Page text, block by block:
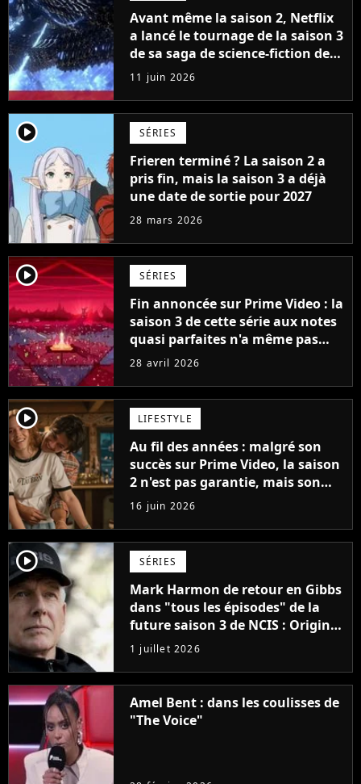
Avant même la saison 2, Netflix
a lancé le tournage de la saison 3
de sa saga de science-fiction des
créateurs de Game of Thrones
11 juin 2026
player2 SÉRIES
Frieren terminé ? La saison 2 a
pris fin, mais la saison 3 a déjà
une date de sortie pour 2027
28 mars 2026
player2 SÉRIES
Fin annoncée sur Prime Video : la
saison 3 de cette série aux notes
quasi parfaites n'a même pas
encore été diffusée, mais elle se
28 avril 2026
player2 LIFESTYLE
Au fil des années : malgré son
succès sur Prime Video, la saison
2 n'est pas garantie, mais son
créateur est optimiste : "Je vois
cinq saisons"
16 juin 2026
player2 SÉRIES
Mark Harmon de retour en Gibbs
dans "tous les épisodes" de la
future saison 3 de NCIS : Origins,
un gros mystère sera dévoilé
1 juillet 2026
Amel Bent : dans les coulisses de
"The Voice"